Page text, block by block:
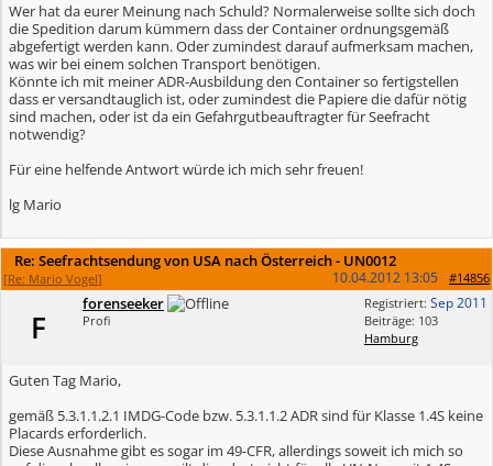
Wer hat da eurer Meinung nach Schuld? Normalerweise sollte sich doch
die Spedition darum kümmern dass der Container ordnungsgemäß
abgefertigt werden kann. Oder zumindest darauf aufmerksam machen,
was wir bei einem solchen Transport benötigen.
Könnte ich mit meiner ADR-Ausbildung den Container so fertigstellen
dass er versandtauglich ist, oder zumindest die Papiere die dafür nötig
sind machen, oder ist da ein Gefahrgutbeauftragter für Seefracht
notwendig?
Für eine helfende Antwort würde ich mich sehr freuen!
lg Mario
Re: Seefrachtsendung von USA nach Österreich - UN0012
[Re: Mario Vogel] #14856
10.04.2012 13:05
Registriert: Sep 2011
Beiträge: 103
Hamburg
F
forenseeker
Profi
Guten Tag Mario,
gemäß 5.3.1.1.2.1 IMDG-Code bzw. 5.3.1.1.2 ADR sind für Klasse 1.4S keine
Placards erforderlich.
Diese Ausnahme gibt es sogar im 49-CFR, allerdings soweit ich mich so